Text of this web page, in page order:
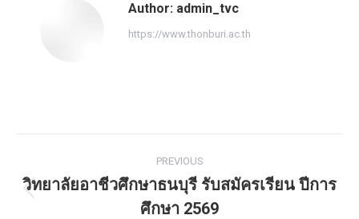
Author: admin_tvc
https://www.thonburi.ac.th
PREVIOUS
วิทยาลัยอาชีวศึกษาธนบุรี รับสมัครเรียน ปีการ
ศึกษา 2569